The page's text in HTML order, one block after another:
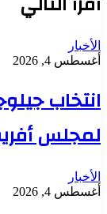
الأخبار
أغسطس 4, 2026
انتخاب
لمجلس
الأخبار
أغسطس 4, 2026